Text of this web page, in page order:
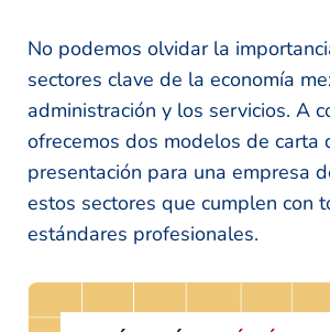
No podemos olvidar la
sectores clave de la economía
administración y los servicios. A
ofrecemos dos modelos de carta
presentación para una empresa
estos sectores que cumplen con
estándares profesionales.